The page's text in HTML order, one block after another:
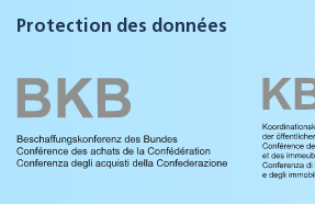
Protection des données